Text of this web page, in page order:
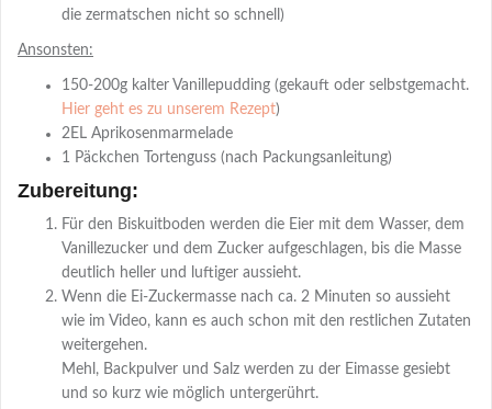
die zermatschen nicht so schnell)
Ansonsten:
150-200g kalter Vanillepudding (gekauft oder selbstgemacht.
Hier geht es zu unserem Rezept)
2EL Aprikosenmarmelade
1 Päckchen Tortenguss (nach Packungsanleitung)
Zubereitung:
Für den Biskuitboden werden die Eier mit dem Wasser, dem
Vanillezucker und dem Zucker aufgeschlagen, bis die Masse
deutlich heller und luftiger aussieht.
Wenn die Ei-Zuckermasse nach ca. 2 Minuten so aussieht
wie im Video, kann es auch schon mit den restlichen Zutaten
weitergehen.
Mehl, Backpulver und Salz werden zu der Eimasse gesiebt
und so kurz wie möglich untergerührt.